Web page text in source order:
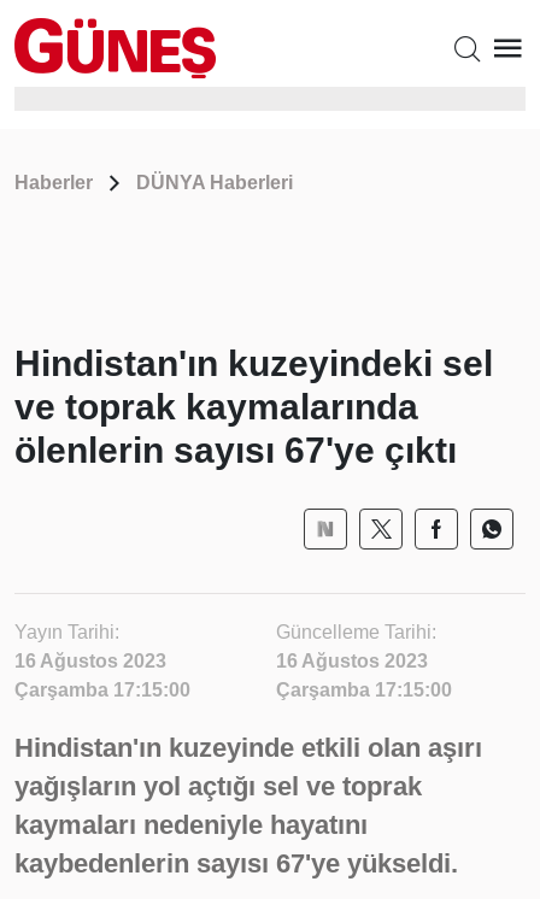
Haberler DÜNYA Haberleri
Hindistan'ın kuzeyindeki sel
ve toprak kaymalarında
ölenlerin sayısı 67'ye çıktı
Yayın Tarihi:
16 Ağustos 2023
Çarşamba 17:15:00
Güncelleme Tarihi:
16 Ağustos 2023
Çarşamba 17:15:00
Hindistan'ın kuzeyinde etkili olan aşırı
yağışların yol açtığı sel ve toprak
kaymaları nedeniyle hayatını
kaybedenlerin sayısı 67'ye yükseldi.